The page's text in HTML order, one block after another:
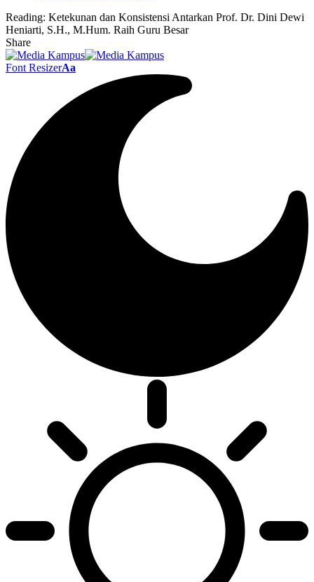
Reading: Ketekunan dan Konsistensi Antarkan Prof. Dr. Dini Dewi
Heniarti, S.H., M.Hum. Raih Guru Besar
Share
Font ResizerAa